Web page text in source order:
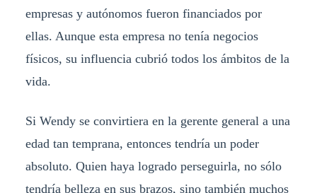
empresas y autónomos fueron financiados por
ellas. Aunque esta empresa no tenía negocios
físicos, su influencia cubrió todos los ámbitos de la
vida.
Si Wendy se convirtiera en la gerente general a una
edad tan temprana, entonces tendría un poder
absoluto. Quien haya logrado perseguirla, no sólo
tendría belleza en sus brazos, sino también muchos